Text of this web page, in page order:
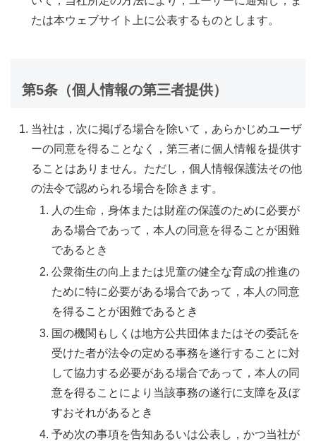
たは本ウェブサイト上に公表するものとします。
第5条（個人情報の第三者提供）
当社は，次に掲げる場合を除いて，あらかじめユーザ
ーの同意を得ることなく，第三者に個人情報を提供す
ることはありません。ただし，個人情報保護法その他
の法令で認められる場合を除きます。
人の生命，身体または財産の保護のために必要が
ある場合であって，本人の同意を得ることが困難
であるとき
公衆衛生の向上または児童の健全な育成の推進の
ために特に必要がある場合であって，本人の同意
を得ることが困難であるとき
国の機関もしくは地方公共団体またはその委託を
受けた者が法令の定める事務を遂行することに対
して協力する必要がある場合であって，本人の同
意を得ることにより当該事務の遂行に支障を及ぼ
すおそれがあるとき
予め次の事項を告知あるいは公表し，かつ当社が